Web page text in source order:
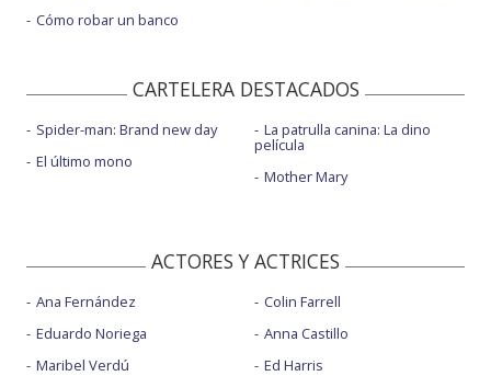
Cómo robar un banco
CARTELERA DESTACADOS
Spider-man: Brand new day
El último mono
La patrulla canina: La dino
película
Mother Mary
ACTORES Y ACTRICES
Ana Fernández
Eduardo Noriega
Maribel Verdú
Colin Farrell
Anna Castillo
Ed Harris